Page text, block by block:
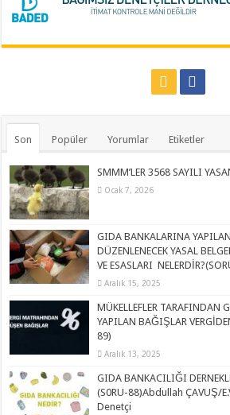
Son Popüler Yorumlar Etiketler
SMMM’LER 3568 SAYILI
Ocak 7, 2026
GIDA BANKALARINA
DÜZENLENECEK YASAL
VE ESASLARI
Aralık 15, 2025
MÜKELLEFLER
YAPILAN BAĞIŞLAR
89)
Aralık 13, 2025
GIDA BANKACILIĞI
(S0RU-88)Abdullah ÇAVUŞ/
Denetçi